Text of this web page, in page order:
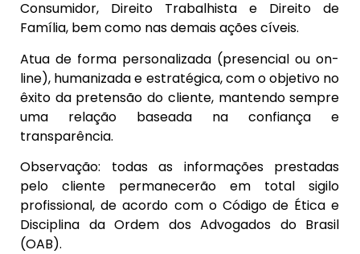
Consumidor, Direito Trabalhista e Direito de
Família, bem como nas demais ações cíveis.
Atua de forma personalizada (presencial ou on-
line), humanizada e estratégica, com o objetivo no
êxito da pretensão do cliente, mantendo sempre
uma relação baseada na confiança e
transparência.
Observação: todas as informações prestadas
pelo cliente permanecerão em total sigilo
profissional, de acordo com o Código de Ética e
Disciplina da Ordem dos Advogados do Brasil
(OAB).